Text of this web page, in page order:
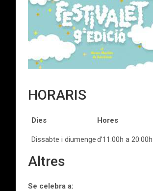
HORARIS
Dies Hores
Dissabte i diumenged’11:00h a 20:00h
Altres
Se celebra a: